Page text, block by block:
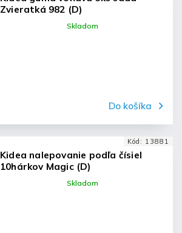
Zvieratká 982 (D)
Skladom
Do košíka
Kidea nalepovanie podľa čísiel
10hárkov Magic (D)
Skladom
Kód: 13881